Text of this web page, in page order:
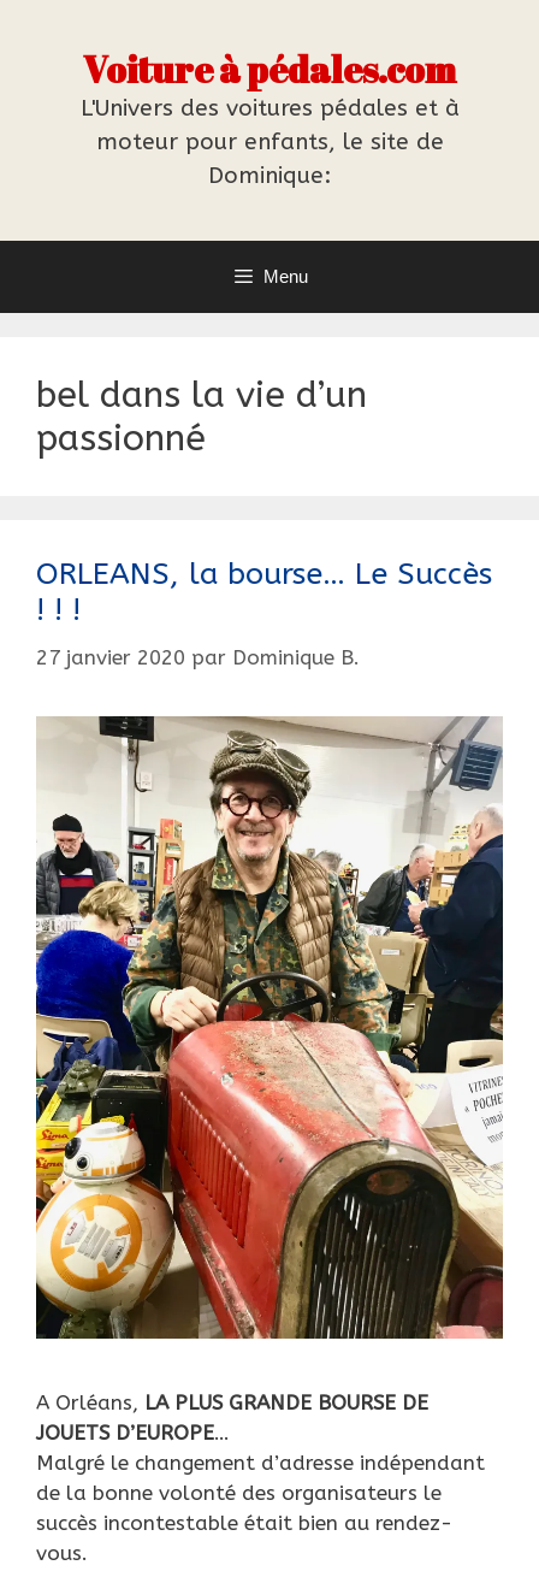
Voiture à pédales.com
L'Univers des voitures pédales et à
moteur pour enfants, le site de
Dominique:
Menu
bel dans la vie d’un
passionné
ORLEANS, la bourse… Le Succès
! ! !
27 janvier 2020 par Dominique B.
A Orléans, LA PLUS GRANDE BOURSE DE
JOUETS D’EUROPE…
Malgré le changement d’adresse indépendant
de la bonne volonté des organisateurs le
succès incontestable était bien au rendez-
vous.